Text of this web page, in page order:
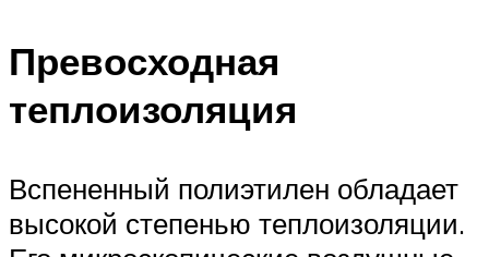
Превосходная
теплоизоляция
Вспененный полиэтилен обладает
высокой степенью теплоизоляции.